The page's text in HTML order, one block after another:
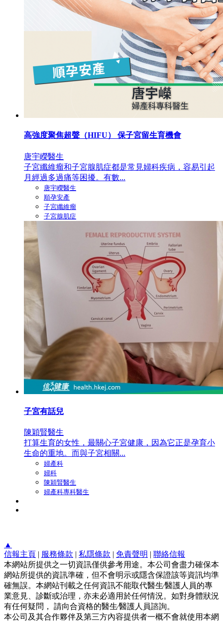
高強度聚焦超聲（HIFU） 保子宮留生育機會
唐宇嶸醫生
子宮纖維瘤和子宮腺肌症都是常見婦科疾病，容易引起
月經過多過痛等困擾。有數...
唐宇嶸醫生
順孕安產
子宮纖維瘤
子宮腺肌症
子宮有話兒
陳穎賢醫生
打算生育的女性，最關心子宮健康，因為它正是孕育小
生命的重地。而與子宮相關...
婦產科
婦科
陳穎賢醫生
婦產科專科醫生
▲
信報主頁 | 服務條款 | 私隱條款 | 免責聲明 | 聯絡信報
本網站所提供之一切資訊僅供參考用途。本公司會盡力確保本
網站所提供的資訊準確，但不會明示或隱含保證該等資訊均準
確無誤。本網站刊載之任何資訊不能取代醫生∕醫護人員的專
業意見、診斷或治理，亦未必適用於任何情況。如對身體狀況
有任何疑問， 請向合資格的醫生∕醫護人員諮詢。
本公司及其合作夥伴及第三方內容提供者一概不會就使用本網